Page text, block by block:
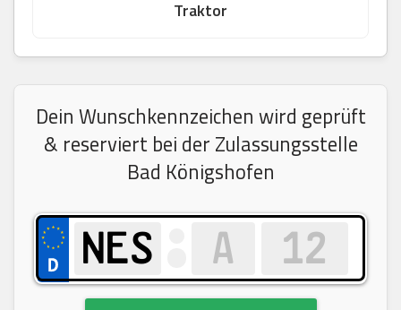
Traktor
Dein Wunschkennzeichen wird geprüft
& reserviert bei der Zulassungsstelle
Bad Königshofen